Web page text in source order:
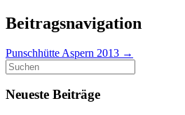
Beitragsnavigation
Punschhütte Aspern 2013 →
Suche
nach:
Neueste Beiträge